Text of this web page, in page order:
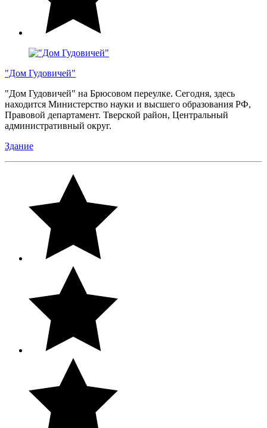
"Дом Гудовичей"
"Дом Гудовичей" на Брюсовом переулке. Сегодня, здесь
находится Министерство науки и высшего образования РФ,
Правовой департамент. Тверской район, Центральный
административный округ.
Здание